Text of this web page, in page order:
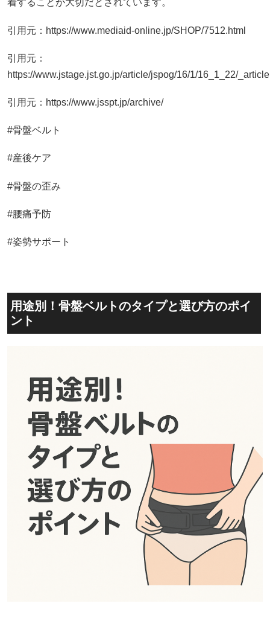
着することが大切だとされています。
引用元：https://www.mediaid-online.jp/SHOP/7512.html
引用元：
https://www.jstage.jst.go.jp/article/jspog/16/1/16_1_22/_article
引用元：https://www.jsspt.jp/archive/
#骨盤ベルト
#産後ケア
#骨盤の歪み
#腰痛予防
#姿勢サポート
用途別！骨盤ベルトのタイプと選び方のポイ
ント